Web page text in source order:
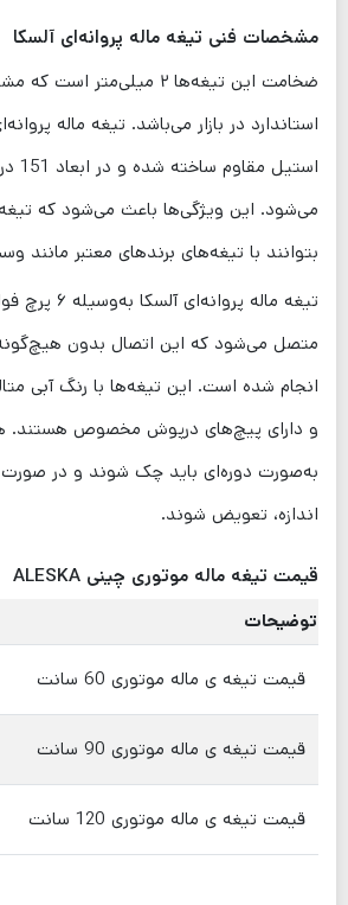
مشخصات فنی تیغه ماله پروانه‌ای آلسکا
ضخامت این تیغه‌ها ۲ میلی‌متر
استاندارد در بازار می‌باشد. تیغه ماله
می‌شود. این ویژگی‌ها باعث می‌شود که
بتوانند با تیغه‌های برندهای معتبر مانند
تیغه ماله
متصل می‌شود که این اتصال بدون
انجام شده است. این تیغه‌ها با رنگ آبی
و دارای پیچ‌های درپوش مخصوص هستند.
به‌صورت دوره‌ای باید چک شوند و در
اندازه، تعویض شوند.
قیمت تیغه ماله موتوری چینی ALESKA
توضیحات
قیمت تیغه ی ماله موتوری 60 سانت
قیمت تیغه ی ماله موتوری 90 سانت
قیمت تیغه ی ماله موتوری 120 سانت